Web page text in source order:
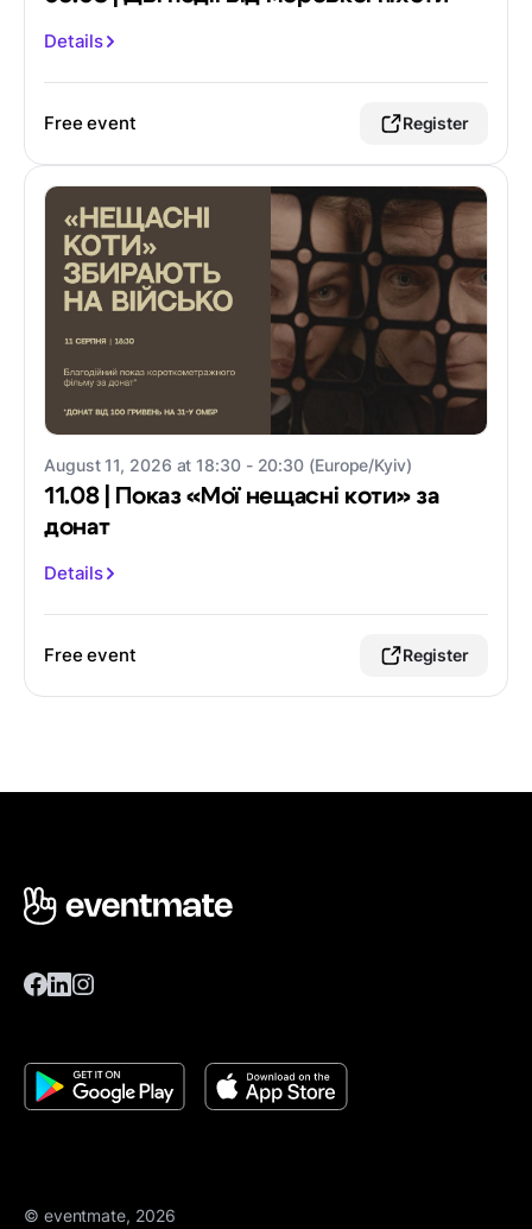
Details
Free event Register
August 11, 2026 at 18:30 - 20:30 (Europe/Kyiv)
11.08 | Показ «Мої нещасні коти» за
донат
Details
Free event Register
© eventmate, 2026